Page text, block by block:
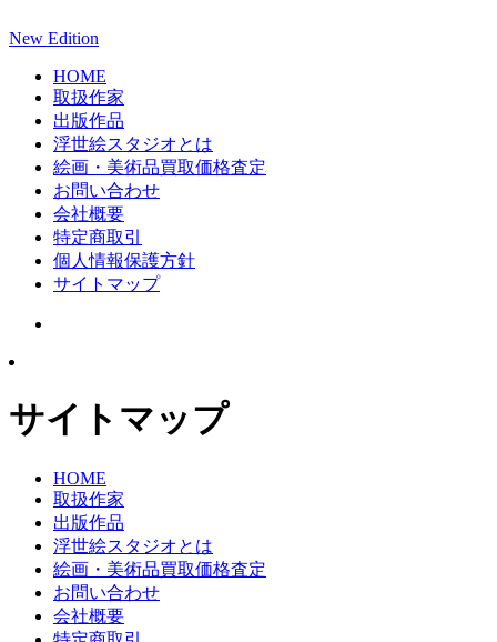
New Edition
HOME
取扱作家
出版作品
浮世絵スタジオとは
絵画・美術品買取価格査定
お問い合わせ
会社概要
特定商取引
個人情報保護方針
サイトマップ
サイトマップ
HOME
取扱作家
出版作品
浮世絵スタジオとは
絵画・美術品買取価格査定
お問い合わせ
会社概要